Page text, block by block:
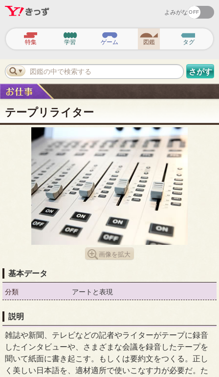
よみがな
ビ
ゲ
ー
シ
ョ
ン
特集 学習 ゲーム 図鑑 タグ
図鑑の中で検索する さがす
テープリライター
画像を拡大
基本データ
分類 アートと表現
説明
雑誌や新聞、テレビなどの記者やライターがテープに録音
したインタビューや、さまざまな会議を録音したテープを
聞いて紙面に書き起こす。もしくは要約文をつくる。正し
く美しい日本語を、適材適所で使いこなす力が必要だ。た